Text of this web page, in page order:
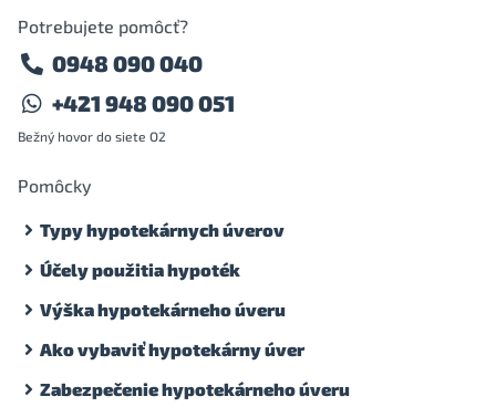
Potrebujete pomôcť?
0948 090 040
+421 948 090 051
Bežný hovor do siete O2
Pomôcky
Typy hypotekárnych úverov
Účely použitia hypoték
Výška hypotekárneho úveru
Ako vybaviť hypotekárny úver
Zabezpečenie hypotekárneho úveru